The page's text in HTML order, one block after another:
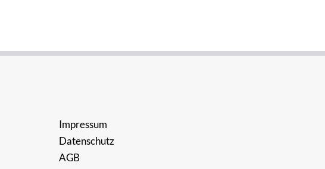
Impressum
Datenschutz
AGB